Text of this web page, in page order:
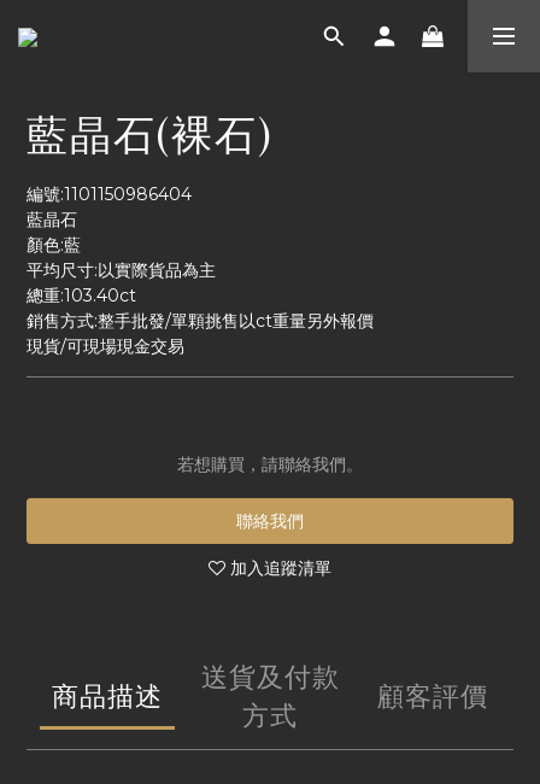
藍晶石(裸石)
編號:1101150986404
藍晶石
顏色:藍
平均尺寸:以實際貨品為主
總重:103.40ct
銷售方式:整手批發/單顆挑售以ct重量另外報價
現貨/可現場現金交易
若想購買，請聯絡我們。
聯絡我們
加入追蹤清單
商品描述
送貨及付款
方式
顧客評價